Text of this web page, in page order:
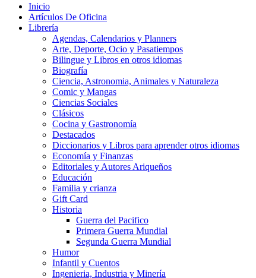
Inicio
Artículos De Oficina
Librería
Agendas, Calendarios y Planners
Arte, Deporte, Ocio y Pasatiempos
Bilingue y Libros en otros idiomas
Biografía
Ciencia, Astronomia, Animales y Naturaleza
Comic y Mangas
Ciencias Sociales
Clásicos
Cocina y Gastronomía
Destacados
Diccionarios y Libros para aprender otros idiomas
Economía y Finanzas
Editoriales y Autores Ariqueños
Educación
Familia y crianza
Gift Card
Historia
Guerra del Pacifico
Primera Guerra Mundial
Segunda Guerra Mundial
Humor
Infantil y Cuentos
Ingenieria, Industria y Minería